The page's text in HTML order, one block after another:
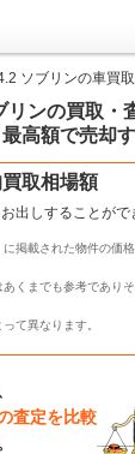
ソブリンの車買
ンの買取・
高額で売却
取相場額
出しすることがで
掲載された物件の価
くまでも参考であり
て異なります。
査定を比較